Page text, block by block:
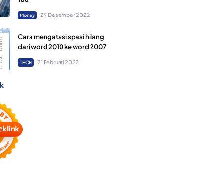
Money 29 Desember 2022
Cara mengatasi spasi hilang
dari word 2010 ke word 2007
TECH 21 Februari 2022